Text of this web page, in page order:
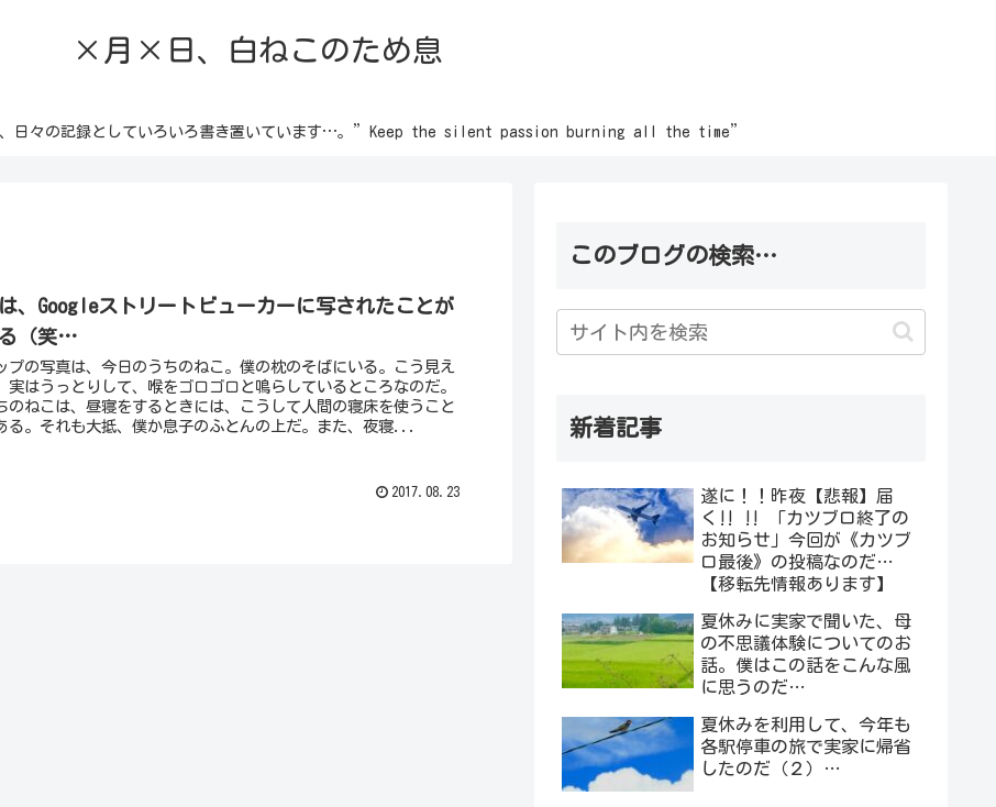
×月×日、白ねこのため息
、日々の記録としていろいろ書き置いています…。”Keep the silent passion burning all the time”
、Googleストリートビューカーに写されたことが
（笑…
プの写真は、今日のうちのねこ。僕の枕のそばにいる。こう見え
実はうっとりして、喉をゴロゴロと鳴らしているところなのだ。
のねこは、昼寝をするときには、こうして人間の寝床を使うこと
る。それも大抵、僕か息子のふとんの上だ。また、夜寝...
2017.08.23
このブログの検索…
新着記事
遂に！！昨夜【悲報】届
く‼︎ ‼︎ 「カツブロ終了の
お知らせ」今回が《カツブ
ロ最後》の投稿なのだ…
【移転先情報あります】
夏休みに実家で聞いた、母
の不思議体験についてのお
話。僕はこの話をこんな風
に思うのだ…
夏休みを利用して、今年も
各駅停車の旅で実家に帰省
したのだ（２）…